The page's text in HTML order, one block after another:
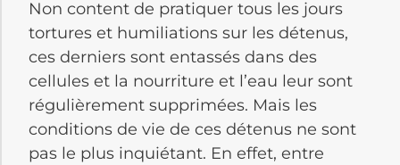
Non content de pratiquer tous les jours
tortures et humiliations sur les détenus,
ces derniers sont entassés dans des
cellules et la nourriture et l’eau leur sont
régulièrement supprimées. Mais les
conditions de vie de ces détenus ne sont
pas le plus inquiétant. En effet, entre